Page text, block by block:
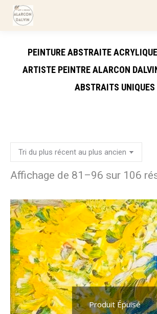
PEINTURE ABSTRAITE
ARTISTE PEINTRE ALARCON
ABSTRAITS UNIQUES
Affichage de 81–96 sur 106
Produit Épuisé